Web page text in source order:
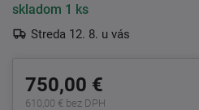
skladom 1 ks
Streda 12. 8. u vás
750,00 €
610,00 € bez DPH